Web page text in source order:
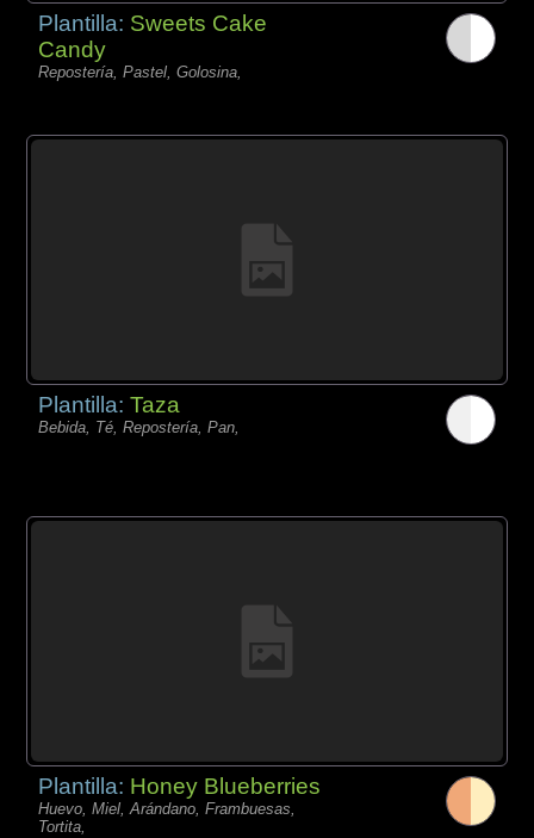
Plantilla: Sweets Cake
Candy
Repostería, Pastel, Golosina,
Plantilla:Taza
Bebida, Té, Repostería, Pan,
Plantilla: Honey Blueberries
Huevo, Miel, Arándano, Frambuesas,
Tortita,